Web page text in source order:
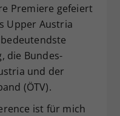
Premiere gefeiert
Upper Austria
die Bundes-
und der
(ÖTV).
ist für mich